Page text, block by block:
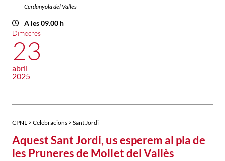
Cerdanyola del Vallès
A les 09.00 h
Dimecres
23
abril
2025
CPNL > Celebracions > Sant Jordi
Aquest Sant Jordi, us esperem al pla de
les Pruneres de Mollet del Vallès